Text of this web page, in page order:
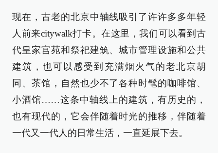
现在，古老的北京中轴线吸引了许许多多年轻
人前来citywalk打卡。在这里，我们可以看到古
代皇家宫苑和祭祀建筑、城市管理设施和公共
建筑，也可以感受到充满烟火气的老北京胡
同、茶馆，自然也少不了各种时髦的咖啡馆、
小酒馆……这条中轴线上的建筑，有历史的，
也有现代的，它会伴随着时光的推移，伴随着
一代又一代人的日常生活，一直延展下去。